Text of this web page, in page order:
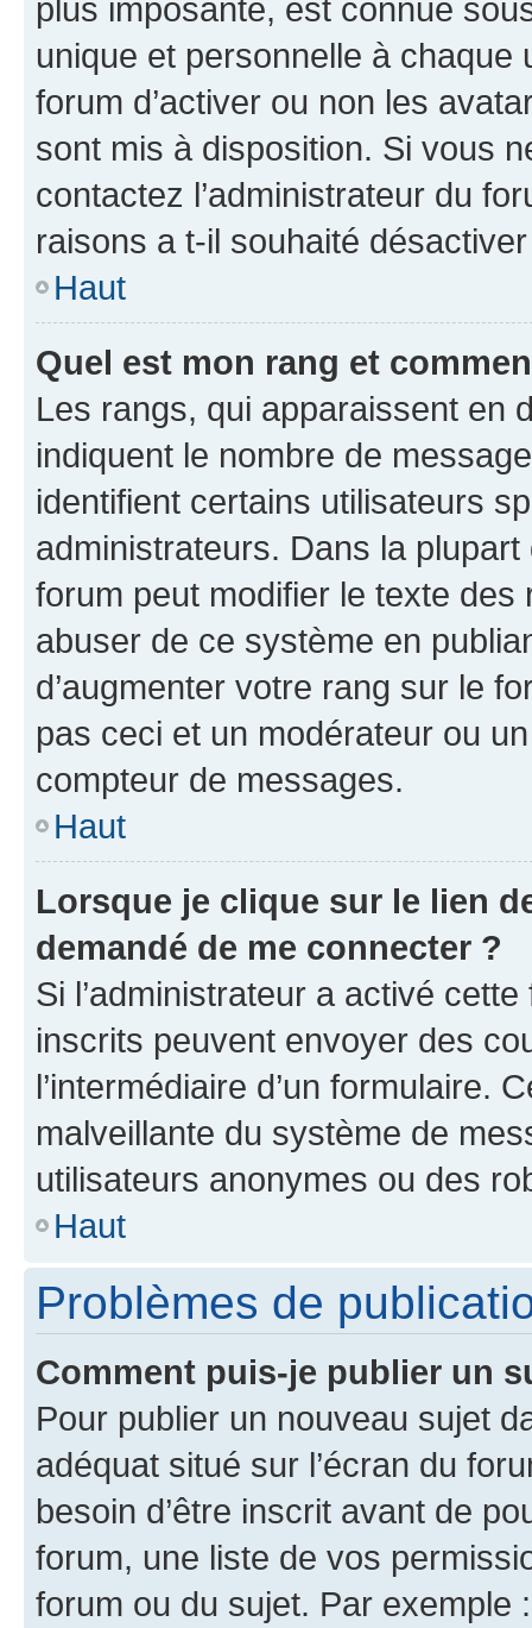
plus imposante, est connue
unique et personnelle à chaque
forum d’activer ou non les
sont mis à disposition. Si vous
contactez l’administrateur du
raisons a t-il souhaité
Haut
Quel est mon rang et
Les rangs, qui apparaissent en
indiquent le nombre de
identifient certains utilisateurs
administrateurs. Dans la
forum peut modifier le texte
abuser de ce système en
d’augmenter votre rang sur le
pas ceci et un modérateur ou
compteur de messages.
Haut
Lorsque je clique sur le lien
demandé de me connecter ?
Si l’administrateur a activé
inscrits peuvent envoyer des
l’intermédiaire d’un formulaire.
malveillante du système de
utilisateurs anonymes ou des
Haut
Problèmes de
Comment puis-je publier un
Pour publier un nouveau sujet
adéquat situé sur l’écran du
besoin d’être inscrit avant de
forum, une liste de vos
forum ou du sujet. Par exemple